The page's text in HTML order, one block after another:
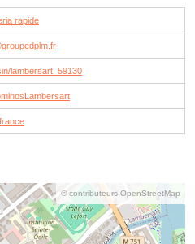
rapide
lambersart_59130
© contributeurs OpenStreetMap